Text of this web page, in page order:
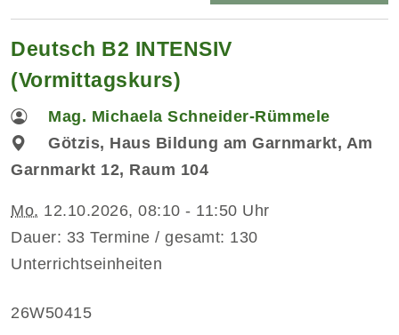
Deutsch B2 INTENSIV
(Vormittagskurs)
Mag. Michaela Schneider-Rümmele
Götzis, Haus Bildung am Garnmarkt, Am
Garnmarkt 12, Raum 104
Mo. 12.10.2026, 08:10 - 11:50 Uhr
Dauer: 33 Termine / gesamt: 130
Unterrichtseinheiten
26W50415